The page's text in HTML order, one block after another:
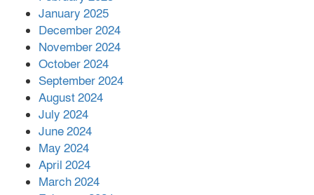
আহত ৪০
January 2025
December 2024
November 2024
October 2024
September 2024
August 2024
July 2024
June 2024
May 2024
April 2024
March 2024